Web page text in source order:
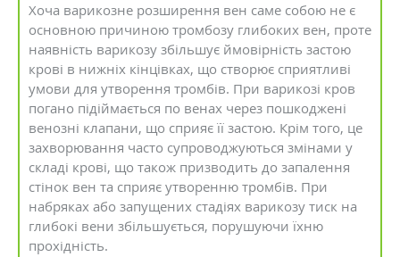
Хоча варикозне розширення вен саме собою не є
основною причиною тромбозу глибоких вен, проте
наявність варикозу збільшує ймовірність застою
крові в нижніх кінцівках, що створює сприятливі
умови для утворення тромбів. При варикозі кров
погано підіймається по венах через пошкоджені
венозні клапани, що сприяє її застою. Крім того, це
захворювання часто супроводжуються змінами у
складі крові, що також призводить до запалення
стінок вен та сприяє утворенню тромбів. При
набряках або запущених стадіях варикозу тиск на
глибокі вени збільшується, порушуючи їхню
прохідність.